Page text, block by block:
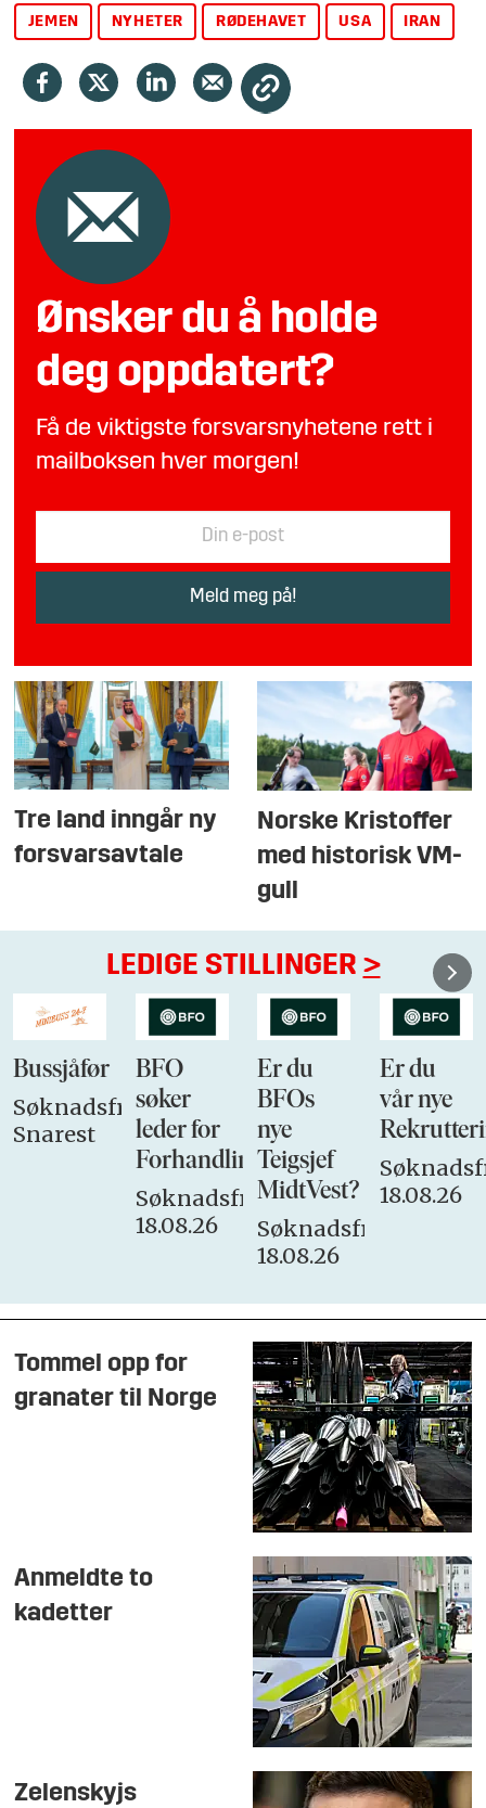
JEMEN NYHETER RØDEHAVET USA IRAN
Ønsker du å holde
deg oppdatert?
Få de viktigste forsvarsnyhetene rett i
mailboksen hver morgen!
Tre land inngår ny
forsvarsavtale
Norske Kristoffer
med historisk VM-
gull
LEDIGE STILLINGER >
Bussjåfør
Søknadsfrist:
Snarest
BFO
søker
leder for
Forhandlingsutvalget
Søknadsfrist:
18.08.26
Er du
BFOs
nye
Teigsjef
MidtVest?
Søknadsfrist:
18.08.26
Er du
vår nye
18.08.26
Tommel opp for
granater til Norge
Anmeldte to
kadetter
Zelenskyjs